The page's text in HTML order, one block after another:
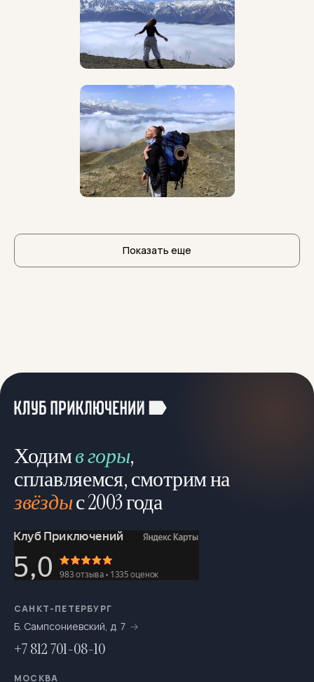
Показать еще
Ходимв горы,
сплавляемся, смотрим на
звёздыс 2003 года
САНКТ-ПЕТЕРБУРГ
Б. Сампсониевский, д. 7
+7 812 701-08-10
МОСКВА